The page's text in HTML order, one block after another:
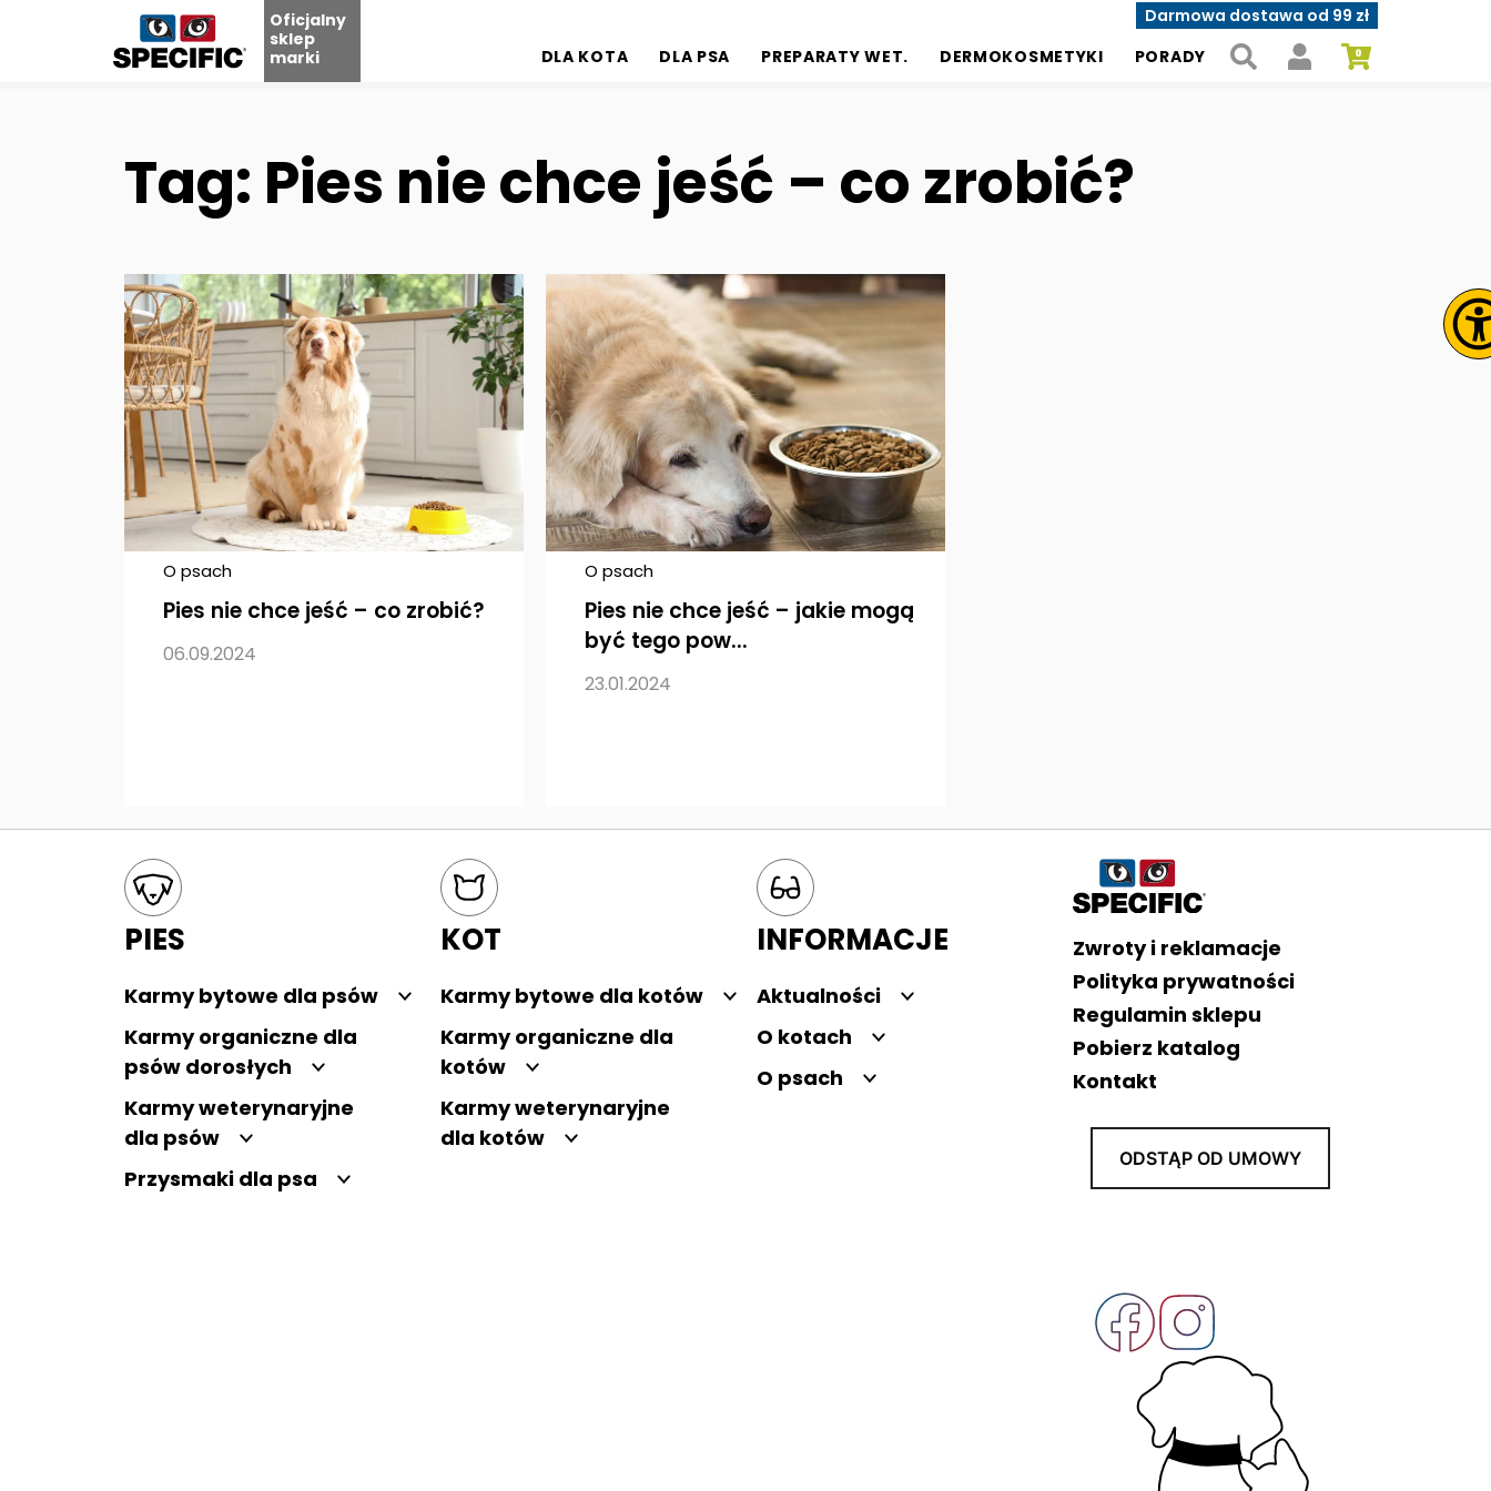
Oficjalny
sklep
marki
Darmowa dostawa od 99 zł
DLA KOTA
DLA PSA PREPARATY WET. DERMOKOSMETYKI PORADY
Tag: Pies nie chce jeść – co zrobić?
O psach
Pies nie chce jeść – co zrobić?
06.09.2024
O psach
Pies nie chce jeść – jakie mogą
być tego pow...
23.01.2024
Mapa kategorii
PIES
Karmy bytowe dla psów
Karmy organiczne dla
psów dorosłych
Karmy weterynaryjne
dla psów
Przysmaki dla psa
KOT
Karmy bytowe dla kotów
Karmy organiczne dla
kotów
Karmy weterynaryjne
dla kotów
INFORMACJE
Aktualności
O kotach
O psach
Informacje o sklepie
Zwroty i reklamacje
Polityka prywatności
Regulamin sklepu
Pobierz katalog
Kontakt